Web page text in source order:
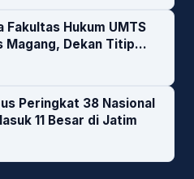
Fakultas Hukum UMTS
Magang, Dekan Titip
Peringkat 38 Nasional
11 Besar di Jatim